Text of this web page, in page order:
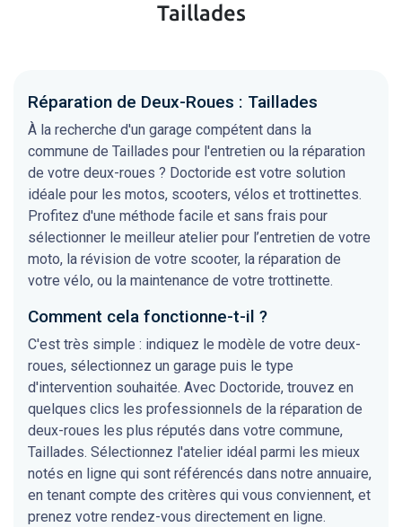
Taillades
Réparation de Deux-Roues : Taillades
À la recherche d'un garage compétent dans la
commune de Taillades pour l'entretien ou la réparation
de votre deux-roues ? Doctoride est votre solution
idéale pour les motos, scooters, vélos et trottinettes.
Profitez d'une méthode facile et sans frais pour
sélectionner le meilleur atelier pour l’entretien de votre
moto, la révision de votre scooter, la réparation de
votre vélo, ou la maintenance de votre trottinette.
Comment cela fonctionne-t-il ?
C'est très simple : indiquez le modèle de votre deux-
roues, sélectionnez un garage puis le type
d'intervention souhaitée. Avec Doctoride, trouvez en
quelques clics les professionnels de la réparation de
deux-roues les plus réputés dans votre commune,
Taillades. Sélectionnez l'atelier idéal parmi les mieux
notés en ligne qui sont référencés dans notre annuaire,
en tenant compte des critères qui vous conviennent, et
prenez votre rendez-vous directement en ligne.